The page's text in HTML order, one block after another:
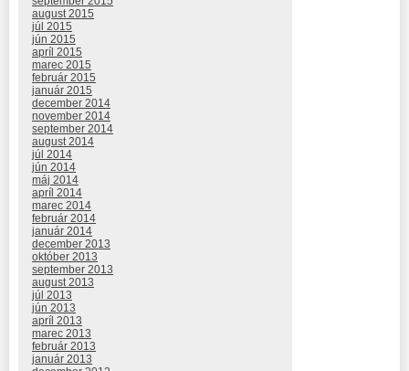
august 2015
júl 2015
jún 2015
apríl 2015
marec 2015
február 2015
január 2015
december 2014
november 2014
september 2014
august 2014
júl 2014
jún 2014
máj 2014
apríl 2014
marec 2014
február 2014
január 2014
december 2013
október 2013
september 2013
august 2013
júl 2013
jún 2013
apríl 2013
marec 2013
február 2013
január 2013